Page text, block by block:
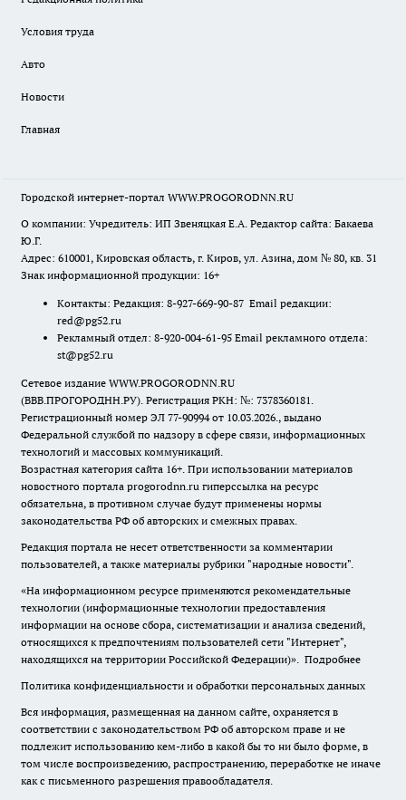
Условия труда
Авто
Новости
Главная
Городской интернет-портал WWW.PROGORODNN.RU
О компании: Учредитель: ИП Звеняцкая Е.А. Редактор сайта: Бакаева
Ю.Г.
Адрес: 610001, Кировская область, г. Киров, ул. Азина, дом № 80, кв. 31
Знак информационной продукции: 16+
Контакты: Редакция: 8-927-669-90-87 Email редакции:
red@pg52.ru
Рекламный отдел: 8-920-004-61-95 Email рекламного отдела:
st@pg52.ru
Сетевое издание WWW.PROGORODNN.RU
(ВВВ.ПРОГОРОДНН.РУ). Регистрация РКН: №: 7378360181.
Регистрационный номер ЭЛ 77-90994 от 10.03.2026., выдано
Федеральной службой по надзору в сфере связи, информационных
технологий и массовых коммуникаций.
Возрастная категория сайта 16+. При использовании материалов
новостного портала progorodnn.ru гиперссылка на ресурс
обязательна, в противном случае будут применены нормы
законодательства РФ об авторских и смежных правах.
Редакция портала не несет ответственности за комментарии
пользователей, а также материалы рубрики "народные новости".
«На информационном ресурсе применяются рекомендательные
технологии (информационные технологии предоставления
информации на основе сбора, систематизации и анализа сведений,
относящихся к предпочтениям пользователей сети "Интернет",
находящихся на территории Российской Федерации)». Подробнее
Политика конфиденциальности и обработки персональных данных
Вся информация, размещенная на данном сайте, охраняется в
соответствии с законодательством РФ об авторском праве и не
подлежит использованию кем-либо в какой бы то ни было форме, в
том числе воспроизведению, распространению, переработке не иначе
как с письменного разрешения правообладателя.